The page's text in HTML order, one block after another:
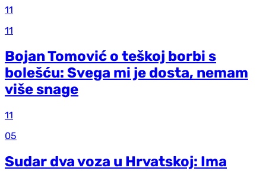
11
11
Bojan Tomović o teškoj borbi s
bolešću: Svega mi je dosta, nemam
više snage
11
05
Sudar dva voza u Hrvatskoj: Ima